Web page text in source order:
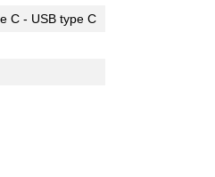
C - USB type C